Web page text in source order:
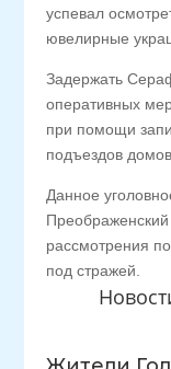
успевал
ювелирные
Задержать
оперативных
при помощи
подъездов домов.
Данное
рассмотрения
под стражей.